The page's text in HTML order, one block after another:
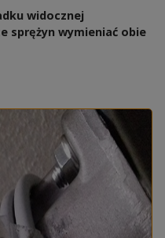
widocznej
sprężyn wymieniać obie